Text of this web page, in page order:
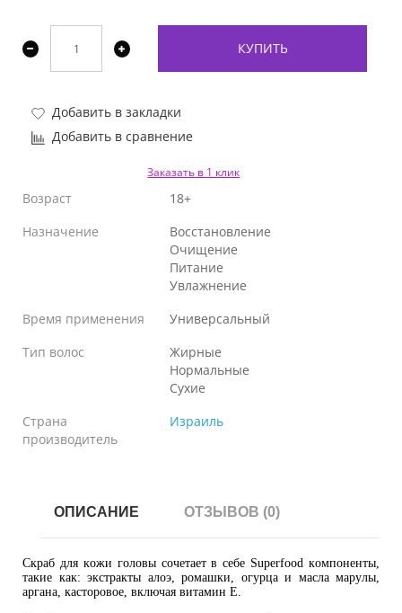
КУПИТЬ
Добавить в закладки
Добавить в сравнение
Заказать в 1 клик
Возраст
18+
Назначение
Восстановление
Очищение
Питание
Увлажнение
Время применения
Универсальный
Тип волос
Жирные
Нормальные
Сухие
Страна
производитель
Израиль
ОПИСАНИЕ ОТЗЫВОВ (0)
Скраб для кожи головы сочетает в себе Superfood компоненты,
такие как: экстракты алоэ, ромашки, огурца и масла марулы,
аргана, касторовое, включая витамин Е.